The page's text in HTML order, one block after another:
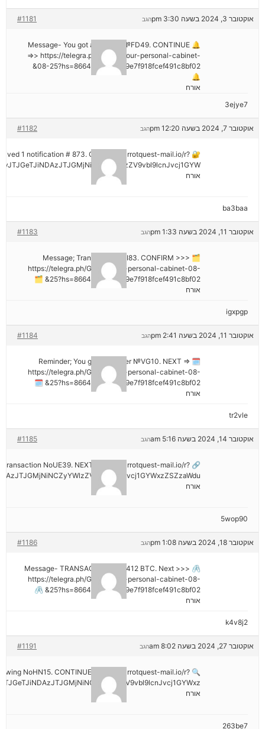
אוקטובר 3, 2024 בשעה 3:30 pm #1181 הגב
🔔 Message- You got a transfer №FD49. CONTINUE
=>> https://telegra.ph/Go-to-your-personal-cabinet-
08-25?hs=8664c520642b9e7f918fcef491c8bf02&
🔔
אורח
3ejye7
אוקטובר 7, 2024 בשעה 12:20 pm #1182 הגב
1 notification # 873. Go > out.carrotquest-mail.io/r?
אורח
ba3baa
אוקטובר 11, 2024 בשעה 1:33 pm #1183 הגב
🗂 Message; Transaction #KI83. CONFIRM >>>
https://telegra.ph/Go-to-your-personal-cabinet-08-
25?hs=8664c520642b9e7f918fcef491c8bf02& 🗂
אורח
igxpgp
אוקטובר 11, 2024 בשעה 2:41 pm #1184 הגב
🗓 Reminder; You got a transfer №VG10. NEXT =>
https://telegra.ph/Go-to-your-personal-cabinet-08-
25?hs=8664c520642b9e7f918fcef491c8bf02& 🗓
אורח
tr2vle
אוקטובר 14, 2024 בשעה 5:16 am #1185 הגב
Transaction NoUE39. NEXT >> out.carrotquest-mail.io/r?
אורח
5wop90
אוקטובר 18, 2024 בשעה 1:08 pm #1186 הגב
🖇 Message- TRANSACTION 1.82412 BTC. Next >>>
https://telegra.ph/Go-to-your-personal-cabinet-08-
25?hs=8664c520642b9e7f918fcef491c8bf02& 🖇
אורח
k4v8j2
אוקטובר 27, 2024 בשעה 8:02 am #1191 הגב
NoHN15. CONTINUE =>> out.carrotquest-mail.io/r?
אורח
263be7